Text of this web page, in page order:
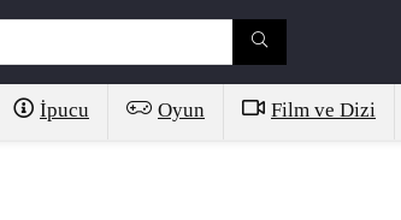
İpucu Oyun Film ve Dizi